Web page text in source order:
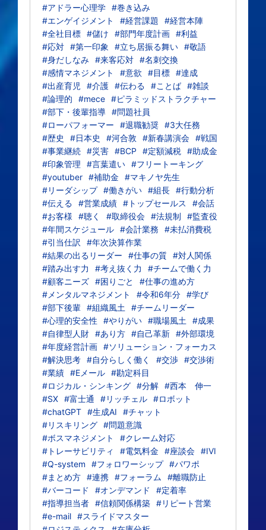
#アドラー心理学 #巻き込み
#エンゲイジメント
#経営課題
#経営本陣
#全社目標 #儲け #部門年度計画 #利益
#応対 #第一印象 #立ち居振る舞い #敬語
#身だしなみ #来客応対 #名刺交換
#感情マネジメント
#意欲 #目標 #達成
#出産育児
#介護 #伝わる #ことば #雑談
#論理的
#mece #ピラミッドストラクチャー
#部下・後輩指導 #問題社員
#ローパフォーマー
#退職勧奨 #3大任務
#歴史
#日本史 #河合敦 #新春講演会 #戦国
#事業継続 #災害 #BCP #定額減税 #助成金
#印象管理
#言葉遣い #フリートーキング
#youtuber #補助金
#マキノヤ先生
#リーダシップ #働きがい #組長 #行動分析
#伝える
#営業成績 #トップセールス
#会話
#お客様
#聴く #取締役会 #法規制
#監査役
#年間スケジュール #会計業務
#未払消費税
#引当仕訳
#年次決算作業
#結果の出るリーダー
#仕事の質 #対人関係
#踏み出す力
#考え抜く力
#チームで働く力
#顧客ニーズ #困りごと
#仕事の進め方
#メンタルマネジメント
#令和6年分 #学び
#部下後輩 #組織風土
#チームリーダー
#心理的安全性
#やりがい #職場風土
#成果
#自律型人財 #あり方 #自己革新 #外部環境
#年度経営計画 #ソリューション・フォーカス
#解決思考 #自分らしく働く #交渉 #交渉術
#業績 #Eメール #勘定科目
#ロジカル・シンキング #分解 #西本 伸一
#SX #富士通 #リッチェル #ロボット
#chatGPT #生成AI
#チャット
#リスキリング #問題意識
#ボスマネジメント
#クレーム対応
#トレーサビリティ
#電気料金 #座談会 #IVI
#Q-system
#フォロワーシップ #パワポ
#まとめ方 #連携 #フォーラム
#離職防止
#バーコード
#オンデマンド
#定着率
#指導担当者 #信頼関係構築 #リピート営業
#e-mail #スライドマスター